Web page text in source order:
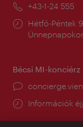
Telefon:
+43-1-24 555
Nyitva
tartás:
Hétfő-Péntek
Bécsi MI-konciérz
Információk